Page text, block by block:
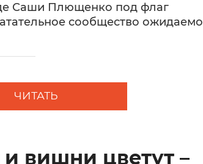
Саши Плющенко под флаг
сообщество ожидаемо
ЧИТАТЬ
вишни цветут –